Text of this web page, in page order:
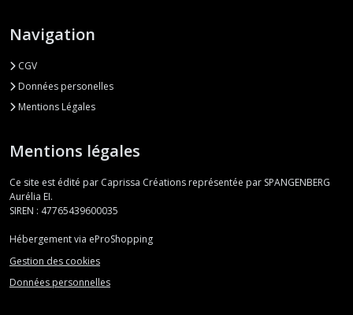
Navigation
CGV
Données personelles
Mentions Légales
Mentions légales
Ce site est édité par Caprissa Créations représentée par SPANGENBERG
Aurélia EI.
SIREN : 47765439600035
Hébergement via eProShopping
Gestion des cookies
Données personnelles